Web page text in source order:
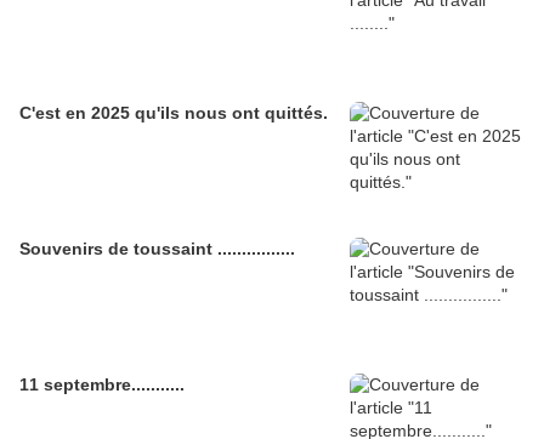
C'est en 2025 qu'ils nous ont quittés.
Souvenirs de toussaint ................
11 septembre...........